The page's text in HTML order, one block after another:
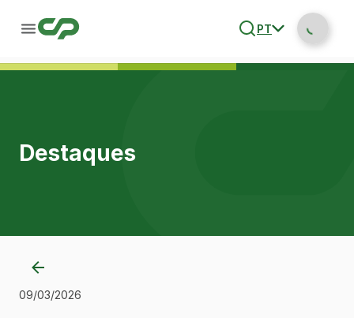
PT
Destaques
09/03/2026